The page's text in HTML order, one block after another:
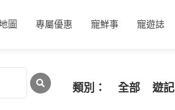
圖 專屬優惠 寵鮮事 寵遊誌
類別： 全部 遊記